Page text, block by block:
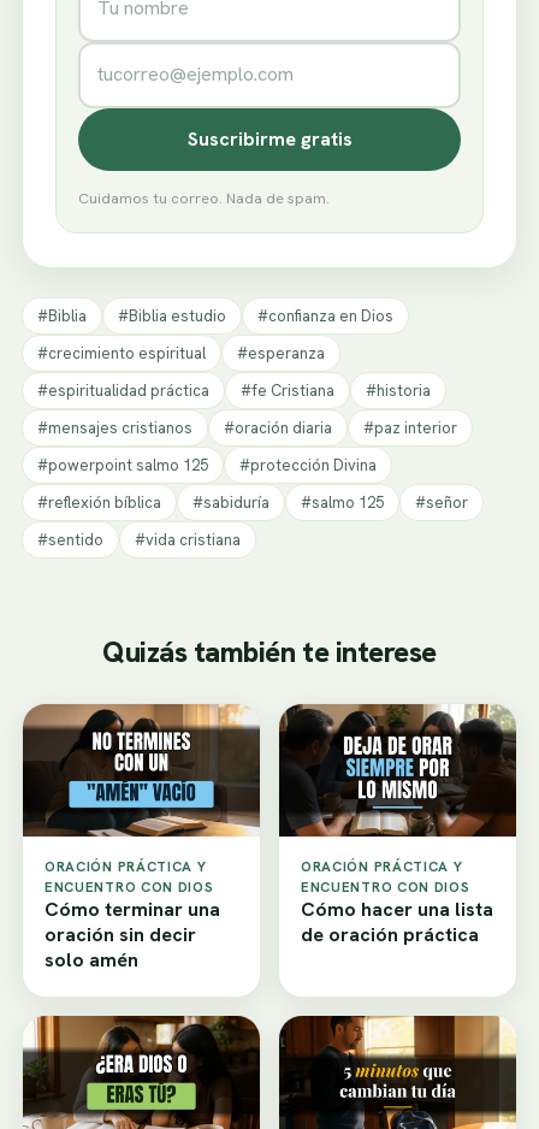
Correo electrónico
Suscribirme gratis
Cuidamos tu correo. Nada de spam.
#Biblia #Biblia estudio
#confianza en Dios
#crecimiento espiritual
#esperanza
#espiritualidad práctica
#fe Cristiana
#historia
#mensajes cristianos
#oración diaria
#paz interior
#powerpoint salmo 125
#protección Divina
#reflexión bíblica
#sabiduría #salmo 125
#señor
#sentido
#vida cristiana
Quizás también te interese
ORACIÓN PRÁCTICA Y
ENCUENTRO CON DIOS
Cómo terminar una
oración sin decir
solo amén
ORACIÓN PRÁCTICA Y
ENCUENTRO CON DIOS
Cómo hacer una lista
de oración práctica